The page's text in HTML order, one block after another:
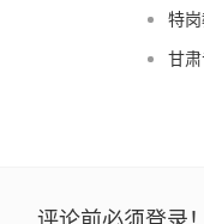
特
甘